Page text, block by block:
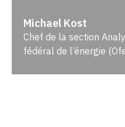
Michael Kost
Chef de la section
fédéral de l’énergie